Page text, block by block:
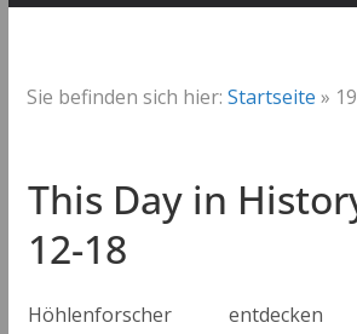
Sie befinden sich hier: Startseite »
This Day in
12-18
Höhlenforscher